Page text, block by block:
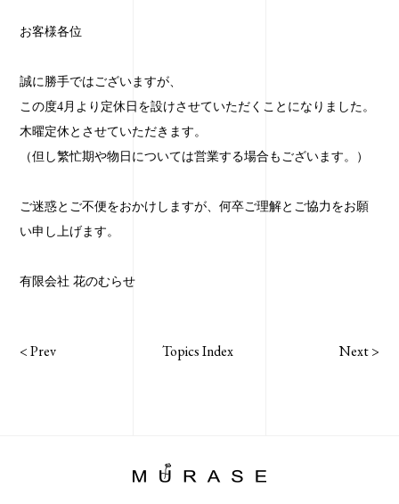
お客様各位
誠に勝手ではございますが、
この度4月より定休日を設けさせていただくことになりました。
木曜定休とさせていただきます。
（但し繁忙期や物日については営業する場合もございます。）
ご迷惑とご不便をおかけしますが、何卒ご理解とご協力をお願
い申し上げます。
有限会社 花のむらせ
<Prev Topics Index Next>